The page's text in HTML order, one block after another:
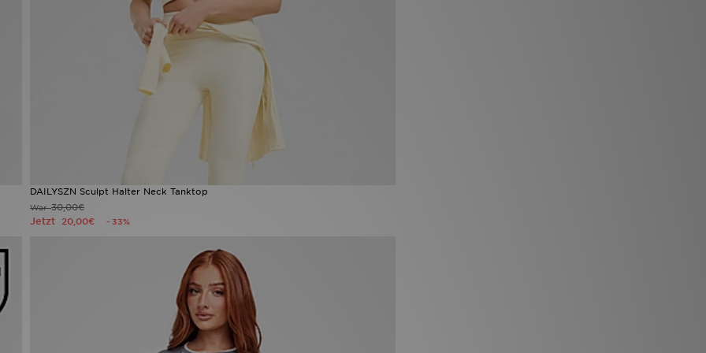
DAILYSZN Sculpt Halter Neck Tanktop
War30,00€
Jetzt 20,00€ - 33%